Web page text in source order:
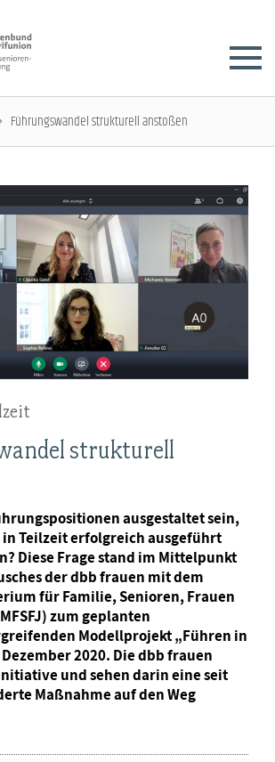
Führungswandel strukturell anstoßen
strukturell
ausgestaltet sein,
Teilzeit erfolgreich ausgeführt
Diese Frage stand im Mittelpunkt
der dbb frauen mit dem
für Familie, Senioren, Frauen
zum geplanten
Modellprojekt „Führen in
2020. Die dbb frauen
und sehen darin eine seit
Maßnahme auf den Weg